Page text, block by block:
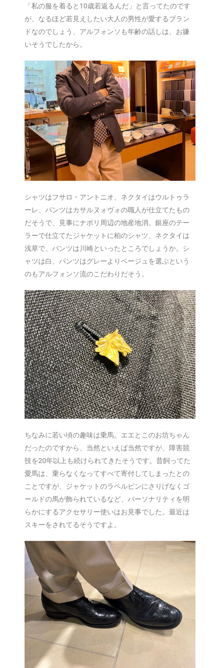
「私の服を着ると10歳若返るんだ」と言ってたのです
が、なるほど若見えしたい大人の男性が愛するブラン
ドなのでしょう、アルフォンソも年齢の話しは、お嫌
いそうでしたから。
シャツはフサロ・アントニオ、ネクタイはウルトゥラ
ーレ、パンツはカサルヌォヴォの職人が仕立てたもの
だそうで、見事にナポリ周辺の地産地消。銀座のテー
ラーで仕立てたジャケットに柏のシャツ、ネクタイは
浅草で、パンツは川崎といったところでしょうか。シ
ャツは白、パンツはグレーよりベージュを選ぶという
のもアルフォンソ流のこだわりだそう。
ちなみに若い頃の趣味は乗馬。エエとこのお坊ちゃん
だったのですから、当然といえば当然ですが、障害競
技を20年以上も続けられてきたそうです。昔飼ってた
愛馬は、乗らなくなってすべて寄付してしまったとの
ことですが、ジャケットのラペルピンにさりげなくゴ
ールドの馬が飾られているなど、パーソナリティを明
らかにするアクセサリー使いはお見事でした。最近は
スキーをされてるそうですよ。